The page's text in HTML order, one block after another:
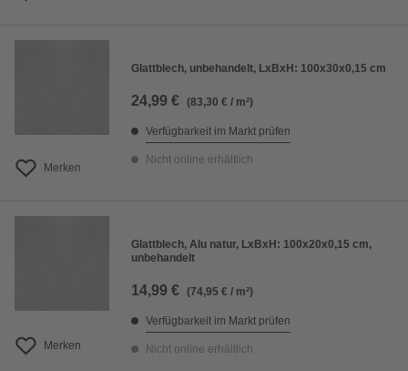
Merken
Glattblech, unbehandelt, LxBxH: 100x30x0,15 cm
24,99 € (83,30 € / m²)
Verfügbarkeit im Markt prüfen
Nicht online erhältlich
Merken
Glattblech, Alu natur, LxBxH: 100x20x0,15 cm,
unbehandelt
14,99 € (74,95 € / m²)
Verfügbarkeit im Markt prüfen
Nicht online erhältlich